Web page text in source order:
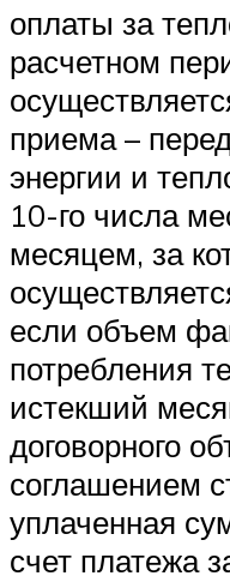
оплаты за
расчетном
приема –
энергии и
10-го числа
месяцем, за
если объем
потребления
истекший
договорного
соглашением
уплаченная
счет платежа